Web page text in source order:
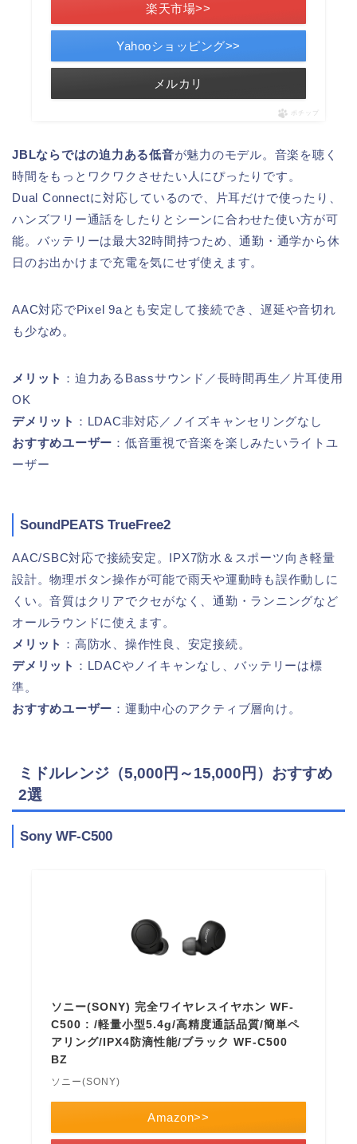
楽天市場>>
Yahooショッピング>>
メルカリ
ポチップ
JBLならではの迫力ある低音が魅力のモデル。音楽を聴く
時間をもっとワクワクさせたい人にぴったりです。
Dual Connectに対応しているので、片耳だけで使ったり、
ハンズフリー通話をしたりとシーンに合わせた使い方が可
能。バッテリーは最大32時間持つため、通勤・通学から休
日のお出かけまで充電を気にせず使えます。
AAC対応でPixel 9aとも安定して接続でき、遅延や音切れ
も少なめ。
メリット ：迫力あるBassサウンド／長時間再生／片耳使用
OK
デメリット ：LDAC非対応／ノイズキャンセリングなし
おすすめユーザー ：低音重視で音楽を楽しみたいライトユ
ーザー
SoundPEATS TrueFree2
AAC/SBC対応で接続安定。IPX7防水＆スポーツ向き軽量
設計。物理ボタン操作が可能で雨天や運動時も誤作動しに
くい。音質はクリアでクセがなく、通勤・ランニングなど
オールラウンドに使えます。
メリット ：高防水、操作性良、安定接続。
デメリット ：LDACやノイキャンなし、バッテリーは標
準。
おすすめユーザー ：運動中心のアクティブ層向け。
ミドルレンジ（5,000円～15,000円）おすすめ
2選
Sony WF-C500
ソニー(SONY) 完全ワイヤレスイヤホン WF-
C500 : /軽量小型5.4g/高精度通話品質/簡単ペ
アリング/IPX4防滴性能/ブラック WF-C500
BZ
ソニー(SONY)
Amazon>>